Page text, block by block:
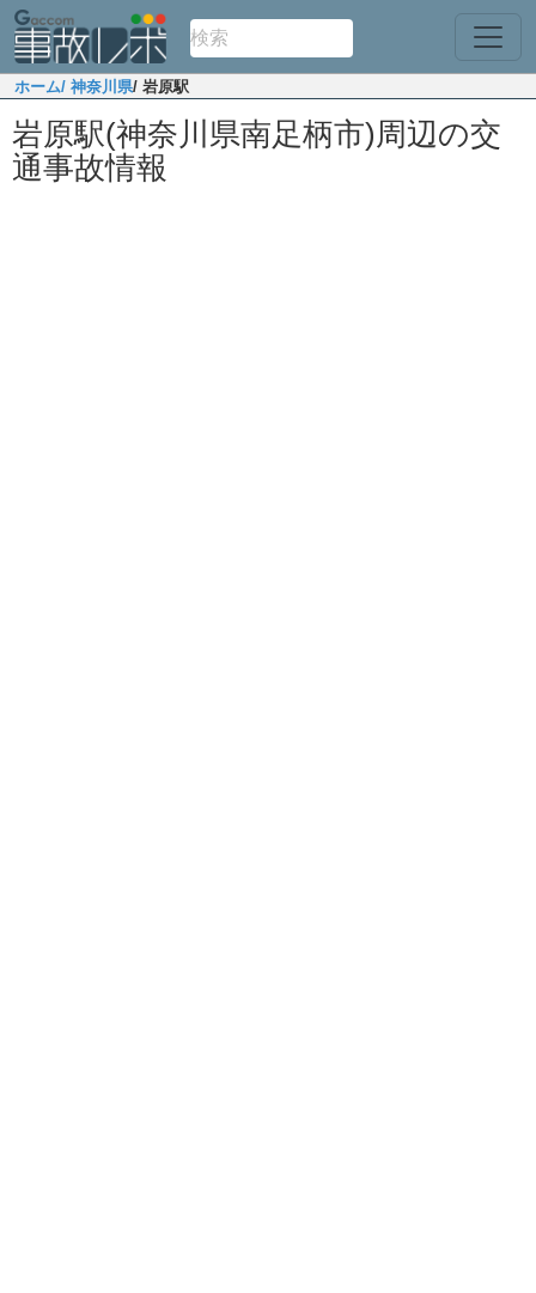
ホーム/ 神奈川県/ 岩原駅
岩原駅(神奈川県南足柄市)周辺の交
通事故情報